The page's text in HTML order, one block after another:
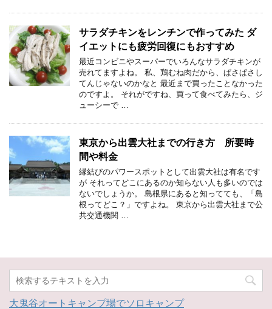
サラダチキンをレンチンで作ってみた ダ
イエットにも疲労回復にもおすすめ
最近コンビニやスーパーでいろんなサラダチキンが
売れてますよね。 私、鶏むね肉だから、ぱさぱさし
てんじゃないのかなと 最近まで買ったことなかった
のですよ。 それがですね、買って食べてみたら、ジ
ューシーで …
東京から出雲大社までの行き方 所要時
間や料金
縁結びのパワースポットとして出雲大社は有名です
が それってどこにあるのか知らない人も多いのでは
ないでしょうか。 島根県にあると知ってても、「島
根ってどこ？」ですよね。 東京から出雲大社まで公
共交通機関 …
大鬼谷オートキャンプ場でソロキャンプ